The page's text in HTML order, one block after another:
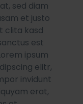
sed diam
et justo
clita kasd
est
ipsum
elitr,
invidunt
erat,